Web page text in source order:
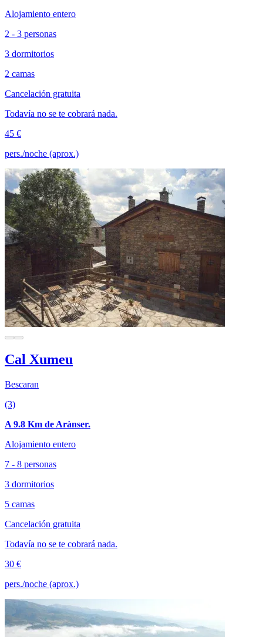
Alojamiento entero
2 - 3 personas
3 dormitorios
2 camas
Cancelación gratuita
Todavía no se te cobrará nada.
45 €
pers./noche (aprox.)
Cal Xumeu
Bescaran
(3)
A 9.8 Km de Arànser.
Alojamiento entero
7 - 8 personas
3 dormitorios
5 camas
Cancelación gratuita
Todavía no se te cobrará nada.
30 €
pers./noche (aprox.)